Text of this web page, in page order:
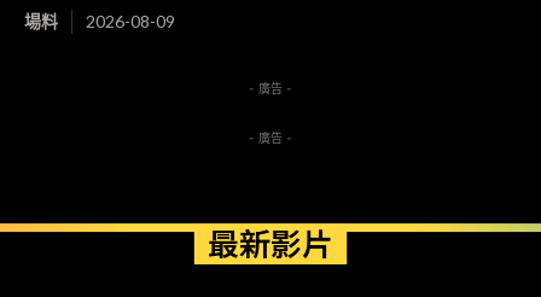
場料 2026-08-09
- 廣告 -
- 廣告 -
最新影片